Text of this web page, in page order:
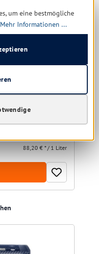
Shea Butter
9,38 €(52.99% gespart)
88,20 € * / 1 Liter
um eine bestmögliche
Mehr Informationen ...